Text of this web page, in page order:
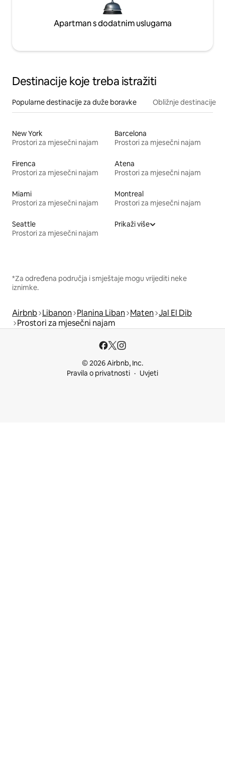
Apartman s dodatnim uslugama
Destinacije koje treba istražiti
Popularne destinacije za duže boravke Obližnje destinacije
New York
Prostori za mjesečni najam
Barcelona
Prostori za mjesečni najam
Firenca
Prostori za mjesečni najam
Atena
Prostori za mjesečni najam
Miami
Prostori za mjesečni najam
Montreal
Prostori za mjesečni najam
Seattle
Prostori za mjesečni najam
Prikaži više
*Za određena područja i smještaje mogu vrijediti neke
iznimke.
Airbnb Libanon Planina Liban Maten Jal El Dib
Prostori za mjesečni najam
© 2026 Airbnb, Inc.
Pravila o privatnosti
Uvjeti